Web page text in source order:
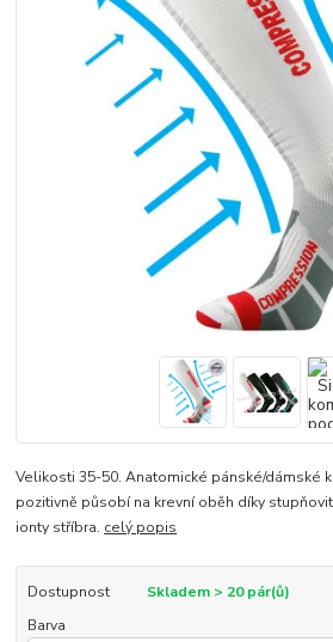
Velikosti 35-50. Anatomické pánské/dámské
pozitivně působí na krevní oběh díky
ionty stříbra. celý popis
Dostupnost
Skladem > 20 pár(ů)
Barva